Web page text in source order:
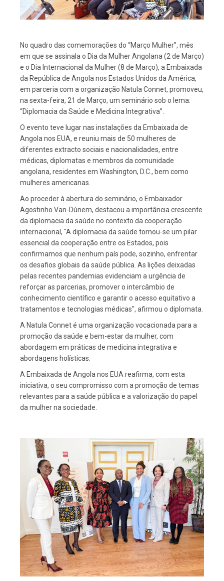
No quadro das comemorações do “Março Mulher”, mês
em que se assinala o Dia da Mulher Angolana (2 de Março)
e o Dia Internacional da Mulher (8 de Março), a Embaixada
da República de Angola nos Estados Unidos da América,
em parceria com a organização Natula Connet, promoveu,
na sexta-feira, 21 de Março, um seminário sob o lema:
“Diplomacia da Saúde e Medicina Integrativa”.
O evento teve lugar nas instalações da Embaixada de
Angola nos EUA, e reuniu mais de 50 mulheres de
diferentes extracto sociais e nacionalidades, entre
médicas, diplomatas e membros da comunidade
angolana, residentes em Washington, D.C., bem como
mulheres americanas.
Ao proceder à abertura do seminário, o Embaixador
Agostinho Van-Dúnem, destacou a importância crescente
da diplomacia da saúde no contexto da cooperação
internacional, "A diplomacia da saúde tornou-se um pilar
essencial da cooperação entre os Estados, pois
confirmamos que nenhum país pode, sozinho, enfrentar
os desafios globais da saúde pública. As lições deixadas
pelas recentes pandemias evidenciam a urgência de
reforçar as parcerias, promover o intercâmbio de
conhecimento científico e garantir o acesso equitativo a
tratamentos e tecnologias médicas", afirmou o diplomata.
A Natula Connet é uma organização vocacionada para a
promoção da saúde e bem-estar da mulher, com
abordagem em práticas de medicina integrativa e
abordagens holísticas.
A Embaixada de Angola nos EUA reafirma, com esta
iniciativa, o seu compromisso com a promoção de temas
relevantes para a saúde pública e a valorização do papel
da mulher na sociedade.